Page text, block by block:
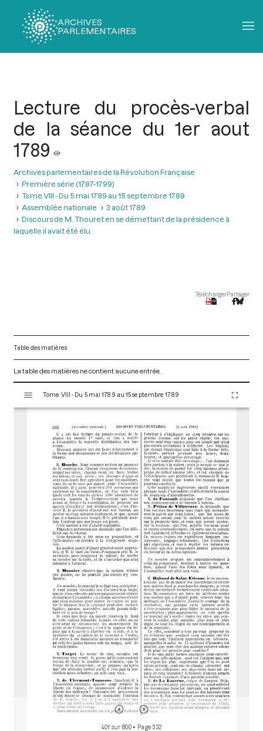
ARCHIVES
PARLEMENTAIRES
Lecture du procès-verbal
de la séance du 1er aout
1789
Archives parlementaires de la Révolution Française
Première série (1787-1799)
Tome VIII - Du 5 mai 1789 au 15 septembre 1789
Assemblée nationale
3 août 1789
Discours de M. Thouret en se démettant de la présidence à
laquelle il avait été élu
TéléchargerPartager
Table des matières
La table des matières ne contient aucune entrée.
s
Tome VIII - Du 5 mai 1789 au 15 septembre 1789
401 sur 800 • Page 332